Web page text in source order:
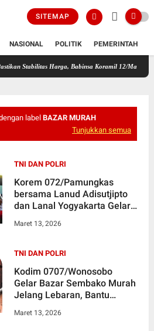
SITEMAP
NASIONAL POLITIK PEMERINTAH
Rombongan Kwarcab ke Jamnas XII Cibubur
label BAZAR MURAH
Tunjukkan semua
TNI DAN POLRI
Korem 072/Pamungkas
bersama Lanud Adisutjipto
dan Lanal Yogyakarta Gelar
Maret 13, 2026
TNI DAN POLRI
Kodim 0707/Wonosobo
Gelar Bazar Sembako Murah
Jelang Lebaran, Bantu
Harga Kebutuhan Pokok
Maret 13, 2026